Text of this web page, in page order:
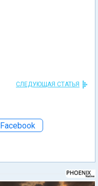
СЛЕДУЮЩАЯ СТАТЬЯ
Facebook